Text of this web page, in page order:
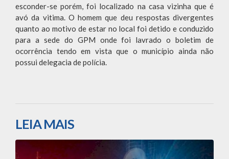
esconder-se porém, foi localizado na casa vizinha que é
avó da vitima. O homem que deu respostas divergentes
quanto ao motivo de estar no local foi detido e conduzido
para a sede do GPM onde foi lavrado o boletim de
ocorrência tendo em vista que o município ainda não
possui delegacia de polícia.
LEIA MAIS